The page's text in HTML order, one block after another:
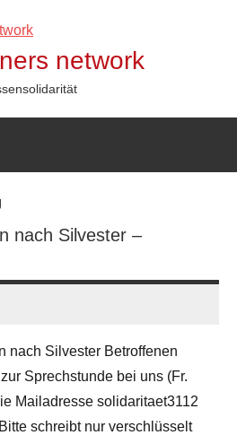
network
nach Silvester –
nach Silvester Betroffenen
Sprechstunde bei uns (Fr.
Mailadresse solidaritaet3112
schreibt nur verschlüsselt